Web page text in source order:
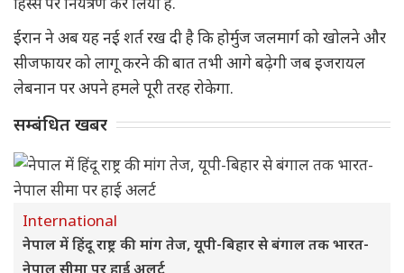
ईरान ने अब यह नई शर्त रख दी है कि होर्मुज जलमार्ग को खोलने और
सीजफायर को लागू करने की बात तभी आगे बढ़ेगी जब इजरायल
लेबनान पर अपने हमले पूरी तरह रोकेगा.
सम्बंधित खबर
International
नेपाल में हिंदू राष्ट्र की मांग तेज, यूपी-बिहार से बंगाल तक भारत-
नेपाल सीमा पर हाई अलर्ट